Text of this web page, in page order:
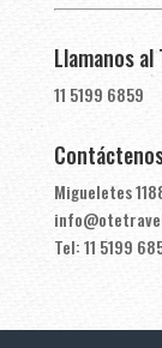
Llamanos
11 5199 6859
Migueletes
Tel: 11 5199